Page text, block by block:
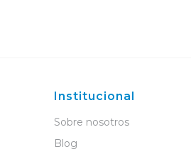
Institucional
Sobre nosotros
Blog